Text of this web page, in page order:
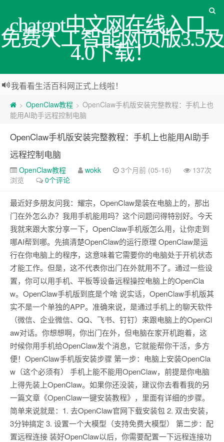
chatgpt中文网在线入口_
免费人工智能网页版3.5及
4.0下载！
我看看生活百科网正式上线啦！
> OpenClaw教程 > OpenClaw手机版安装完整教程：手机上也
能用AI助手远程控制电脑
OpenClaw手机版安装完整教程：手机上也能用AI助手
远程控制电脑
OpenClaw教程 wokk 3个月前 (05-16)
137次
浏览
0个评论
最近好多朋友问我：耀宗，OpenClaw是装在电脑上的，那出
门在外怎么办？我用手机能用吗？这个问题问得特别好。今天
我就来跟大家分享一下，OpenClaw手机版怎么用，让你走到
哪AI帮到哪。先搞清楚OpenClaw的运行原理 OpenClaw是运
行在你电脑上的程序，这意味着它需要你的电脑处于开机状态
才能工作。但是，这不代表你出门在外就用不了。通过一些设
置，你可以用手机、平板等设备远程操控电脑上的OpenCla
w。OpenClaw手机版到底是个啥 说实话，OpenClaw手机版其
实不是一个单独的APP。准确来说，是通过手机上的聊天软件
（微信、企业微信、QQ、飞书、钉钉）来跟电脑上的OpenCl
aw对话。你想想啊，你出门在外，但电脑在家开机跑着，这
时候你用手机给OpenClaw发个消息，它就能帮你干活，多方
便！OpenClaw手机版安装步骤 第一步：电脑上安装OpenCla
w（这个必须有） 手机上能不能用OpenClaw，前提是你电脑
上得先装上OpenClaw。如果你还没装，建议你去看看我的另
一篇文章《OpenClaw一键安装教程》，里面有详细的步骤。
简单来说就是：1. 去OpenClaw官网下载安装包 2. 双击安装，
3分钟搞定 3. 设置一个大模型（支持免费大模型） 第二步：配
置远程连接 装好OpenClaw以后，你需要配置一下远程连接功